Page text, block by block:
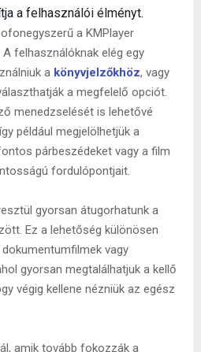
a felhasználói élményt.
a KMPlayer
felhasználóknak elég egy
a könyvjelzőkhöz, vagy
a megfelelő opciót.
menedzselését is lehetővé
például megjelölhetjük a
párbeszédeket vagy a film
fordulópontjait.
gyorsan átugorhatunk a
Ez a lehetőség különösen
vagy
gyorsan megtalálhatjuk a kellő
végig kellene nézniük az egész
amik tovább fokozzák a